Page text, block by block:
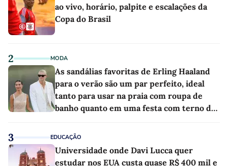
ao vivo, horário, palpite e escalações da
Copa do Brasil
2 MODA
As sandálias favoritas de Erling Haaland
para o verão são um par perfeito, ideal
tanto para usar na praia com roupa de
banho quanto em uma festa com terno de
3 EDUCAÇÃO
Universidade onde Davi Lucca quer
estudar nos EUA custa quase R$ 400 mil e